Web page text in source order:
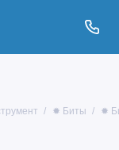
✹ Биты ✹